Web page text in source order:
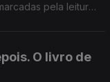
pela leitura
que começa esta
de sempre no
O livro de